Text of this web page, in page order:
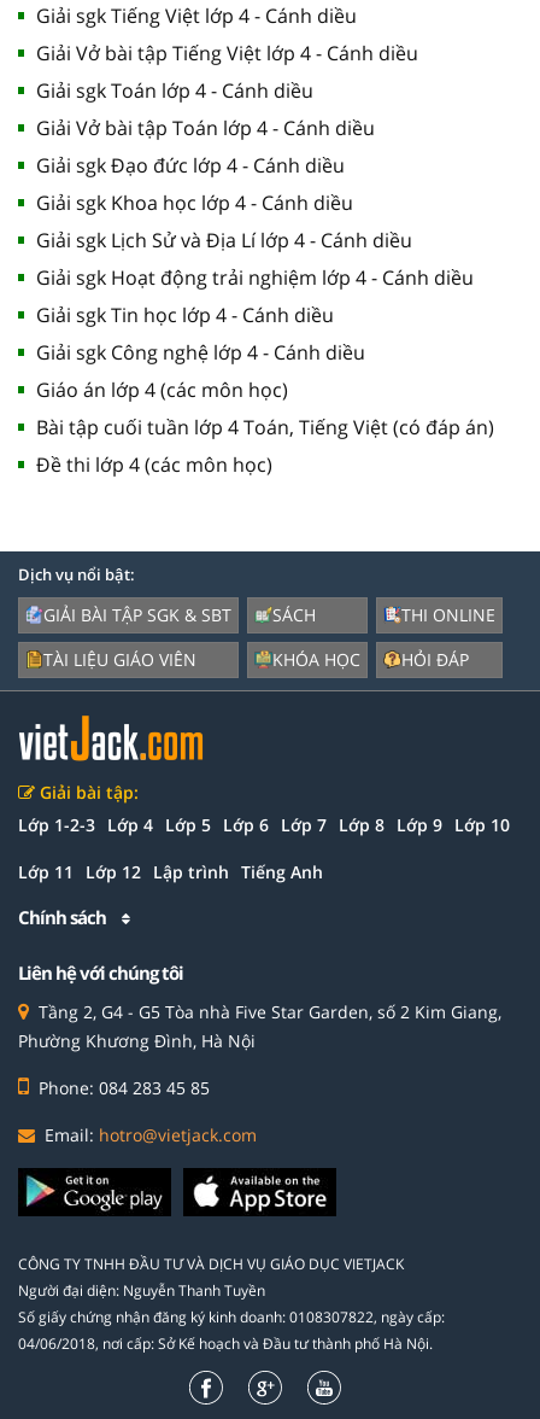
Giải sgk Tiếng Việt lớp 4 - Cánh diều
Giải Vở bài tập Tiếng Việt lớp 4 - Cánh diều
Giải sgk Toán lớp 4 - Cánh diều
Giải Vở bài tập Toán lớp 4 - Cánh diều
Giải sgk Đạo đức lớp 4 - Cánh diều
Giải sgk Khoa học lớp 4 - Cánh diều
Giải sgk Lịch Sử và Địa Lí lớp 4 - Cánh diều
Giải sgk Hoạt động trải nghiệm lớp 4 - Cánh diều
Giải sgk Tin học lớp 4 - Cánh diều
Giải sgk Công nghệ lớp 4 - Cánh diều
Giáo án lớp 4 (các môn học)
Bài tập cuối tuần lớp 4 Toán, Tiếng Việt (có đáp án)
Đề thi lớp 4 (các môn học)
Dịch vụ nổi bật:
GIẢI BÀI TẬP SGK & SBT
TÀI LIỆU GIÁO VIÊN
SÁCH
KHÓA HỌC
THI ONLINE
HỎI ĐÁP
Giải bài tập:
Lớp 1-2-3 Lớp 4 Lớp 5 Lớp 6 Lớp 7 Lớp 8 Lớp 9 Lớp 10
Lớp 11 Lớp 12 Lập trình Tiếng Anh
Chính sách
Liên hệ với chúng tôi
Tầng 2, G4 - G5 Tòa nhà Five Star Garden, số 2 Kim Giang,
Phường Khương Đình, Hà Nội
Phone: 084 283 45 85
Email: hotro@vietjack.com
CÔNG TY TNHH ĐẦU TƯ VÀ DỊCH VỤ GIÁO DỤC VIETJACK
Người đại diện: Nguyễn Thanh Tuyền
Số giấy chứng nhận đăng ký kinh doanh: 0108307822, ngày cấp:
04/06/2018, nơi cấp: Sở Kế hoạch và Đầu tư thành phố Hà Nội.